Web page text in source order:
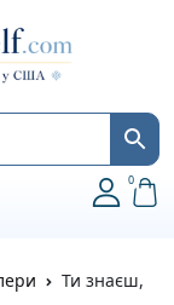
0
Ти знаєш,